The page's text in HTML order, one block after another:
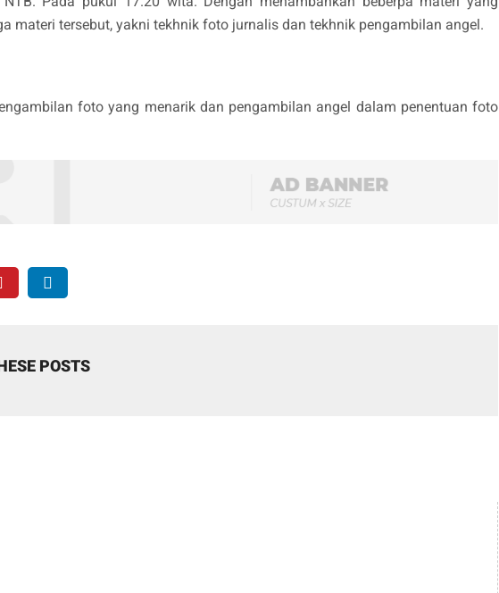
materi tersebut, yakni tekhnik foto jurnalis dan tekhnik pengambilan angel.
foto yang menarik dan pengambilan angel dalam penentuan foto
POSTS